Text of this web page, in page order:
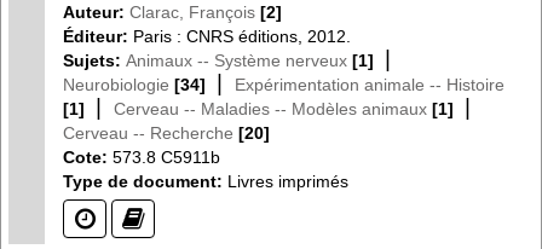
Auteur: Clarac, François [2]
Éditeur: Paris : CNRS éditions, 2012.
Sujets: Animaux -- Système nerveux [1] |
Neurobiologie [34] |
Expérimentation animale -- Histoire
[1]
| Cerveau -- Maladies -- Modèles animaux [1] |
Cerveau -- Recherche [20]
Cote: 573.8 C5911b
Type de document: Livres imprimés
(?) (?)